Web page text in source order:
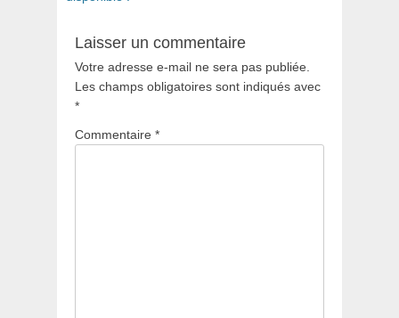
Laisser un commentaire
Votre adresse e-mail ne sera pas publiée.
Les champs obligatoires sont indiqués avec
*
Commentaire *